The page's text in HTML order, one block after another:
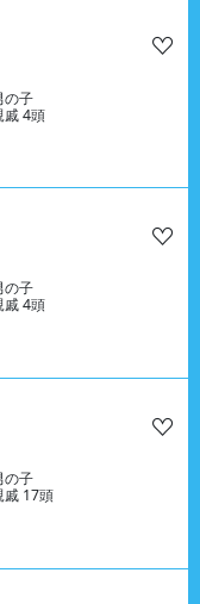
の子
戚 4頭
の子
戚 4頭
の子
戚 17頭